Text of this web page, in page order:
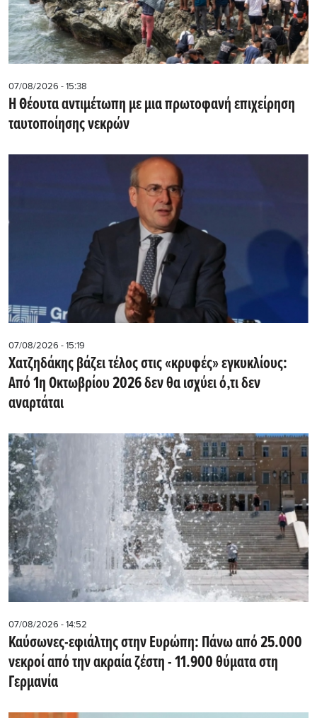
07/08/2026 - 15:38
Η Θέουτα αντιμέτωπη με μια πρωτοφανή επιχείρηση
ταυτοποίησης νεκρών
07/08/2026 - 15:19
Χατζηδάκης βάζει τέλος στις «κρυφές» εγκυκλίους:
Από 1η Οκτωβρίου 2026 δεν θα ισχύει ό,τι δεν
αναρτάται
07/08/2026 - 14:52
Καύσωνες-εφιάλτης στην Ευρώπη: Πάνω από 25.000
νεκροί από την ακραία ζέστη - 11.900 θύματα στη
Γερμανία